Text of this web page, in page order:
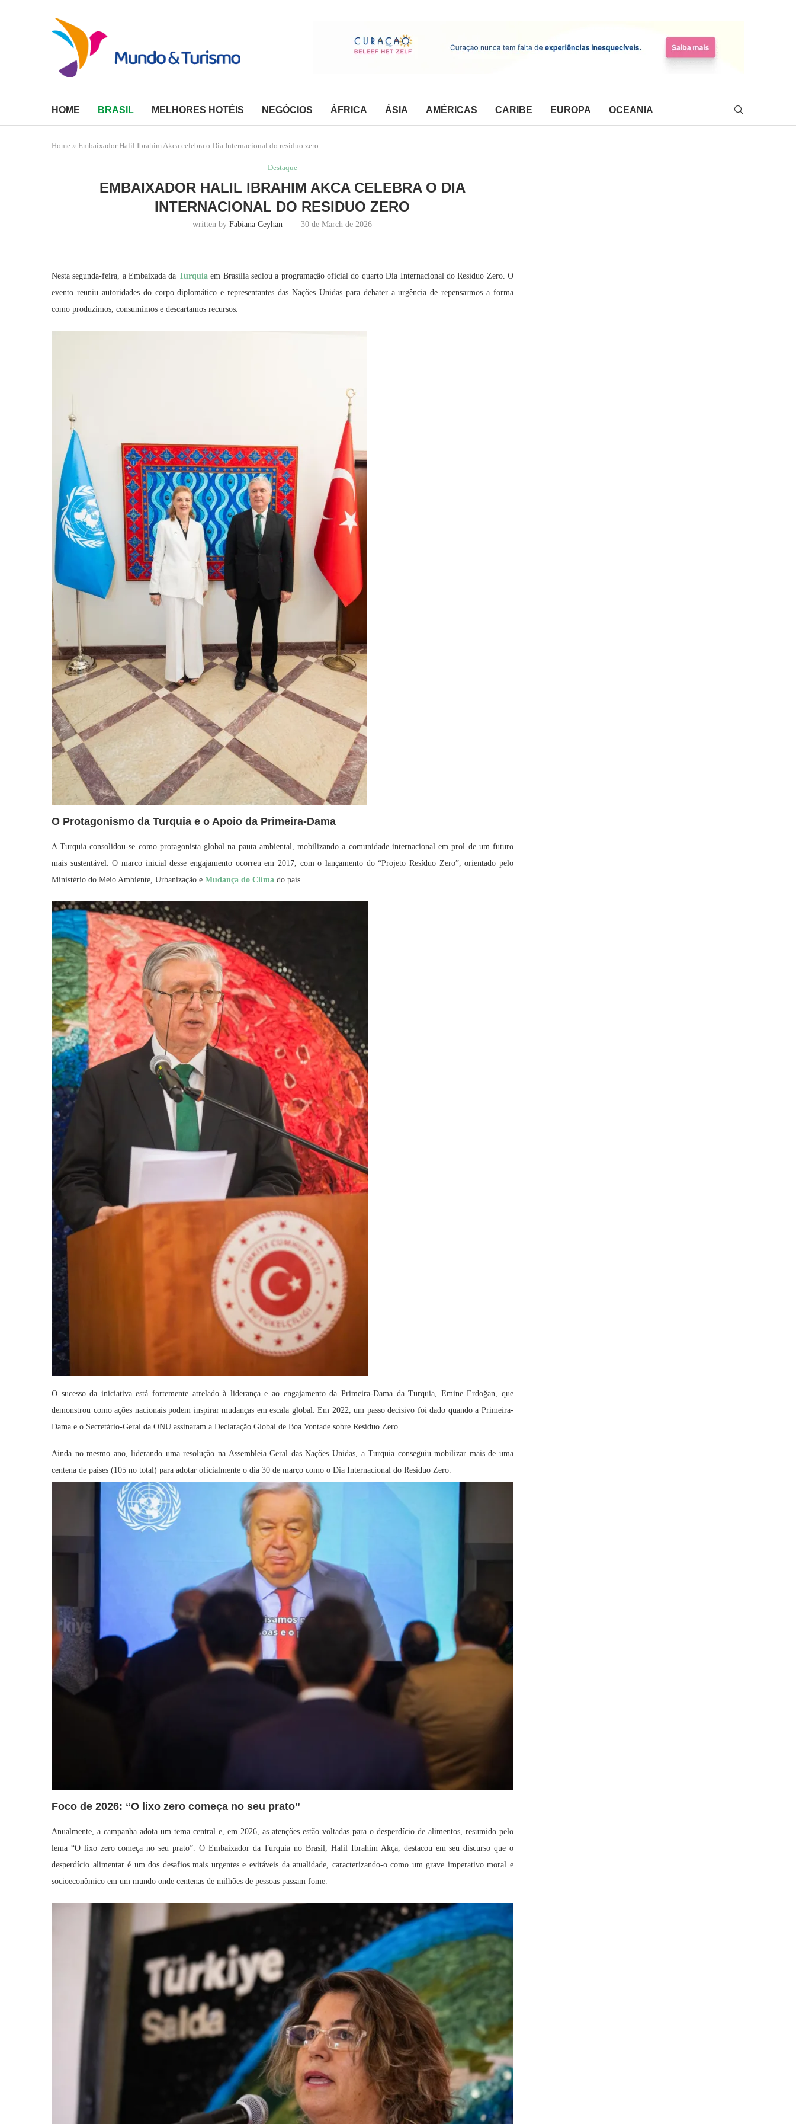
HOME BRASIL MELHORES HOTÉIS NEGÓCIOS ÁFRICA ÁSIA AMÉRICAS CARIBE EUROPA OCEANIA
Home » Embaixador Halil Ibrahim Akca celebra o Dia Internacional do residuo zero
Destaque
EMBAIXADOR HALIL IBRAHIM AKCA CELEBRA O DIA
INTERNACIONAL DO RESIDUO ZERO
written byFabiana Ceyhan 30 de March de 2026
Nesta segunda-feira, a Embaixada da Turquia em Brasília sediou a programação oficial do quarto Dia Internacional do Resíduo Zero. O
evento reuniu autoridades do corpo diplomático e representantes das Nações Unidas para debater a urgência de repensarmos a forma
como produzimos, consumimos e descartamos recursos.
O Protagonismo da Turquia e o Apoio da Primeira-Dama
A Turquia consolidou-se como protagonista global na pauta ambiental, mobilizando a comunidade internacional em prol de um futuro
mais sustentável. O marco inicial desse engajamento ocorreu em 2017, com o lançamento do “Projeto Resíduo Zero”, orientado pelo
Ministério do Meio Ambiente, Urbanização e Mudança do Clima do país.
O sucesso da iniciativa está fortemente atrelado à liderança e ao engajamento da Primeira-Dama da Turquia, Emine Erdoğan, que
demonstrou como ações nacionais podem inspirar mudanças em escala global. Em 2022, um passo decisivo foi dado quando a Primeira-
Dama e o Secretário-Geral da ONU assinaram a Declaração Global de Boa Vontade sobre Resíduo Zero.
Ainda no mesmo ano, liderando uma resolução na Assembleia Geral das Nações Unidas, a Turquia conseguiu mobilizar mais de uma
centena de países (105 no total) para adotar oficialmente o dia 30 de março como o Dia Internacional do Resíduo Zero.
Foco de 2026: “O lixo zero começa no seu prato”
Anualmente, a campanha adota um tema central e, em 2026, as atenções estão voltadas para o desperdício de alimentos, resumido pelo
lema “O lixo zero começa no seu prato”. O Embaixador da Turquia no Brasil, Halil Ibrahim Akça, destacou em seu discurso que o
desperdício alimentar é um dos desafios mais urgentes e evitáveis da atualidade, caracterizando-o como um grave imperativo moral e
socioeconômico em um mundo onde centenas de milhões de pessoas passam fome.